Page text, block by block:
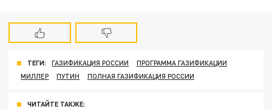
ТЕГИ: ГАЗИФИКАЦИЯ РОССИИ
ПРОГРАММА ГАЗИФИКАЦИИ
МИЛЛЕР
ПУТИН ПОЛНАЯ ГАЗИФИКАЦИЯ РОССИИ
ЧИТАЙТЕ ТАКЖЕ: